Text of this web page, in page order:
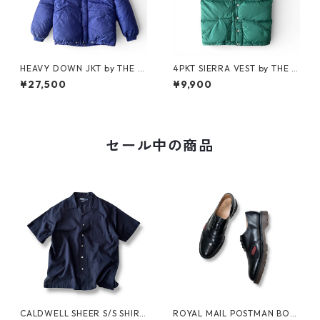
HEAVY DOWN JKT by THE N
ORTH FACE
¥27,500
4PKT SIERRA VEST by THE N
ORTH FACE
¥9,900
セール中の商品
CALDWELL SHEER S/S SHIRT
ROYAL MAIL POSTMAN BOO